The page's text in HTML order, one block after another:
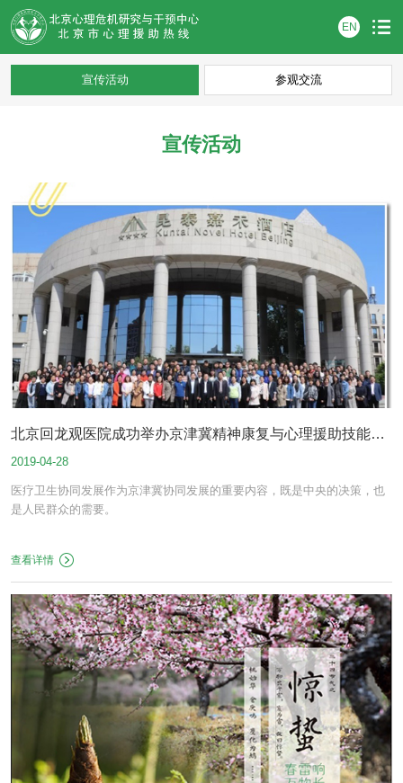
EN
宣传活动 参观交流
宣传活动
北京回龙观医院成功举办京津冀精神康复与心理援助技能培
训会
2019-04-28
医疗卫生协同发展作为京津冀协同发展的重要内容，既是中央的决策，也
是人民群众的需要。
查看详情